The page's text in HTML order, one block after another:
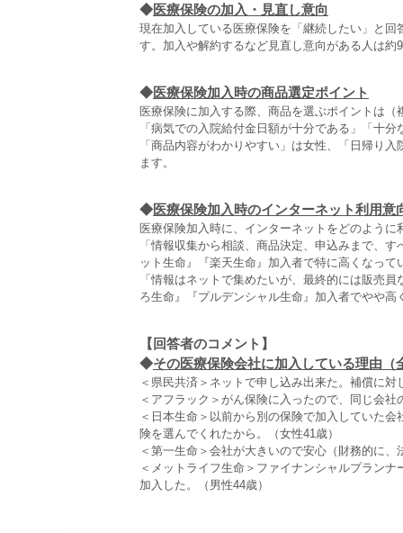
◆医療保険の加入・見直し意向
現在加入している医療保険を「継続したい」と
す。加入や解約するなど見直し意向がある人は約
◆医療保険加入時の商品選定ポイント
医療保険に加入する際、商品を選ぶポイントは
「病気での入院給付金日額が十分である」「十
「商品内容がわかりやすい」は女性、「日帰り
ます。
◆医療保険加入時のインターネット利用意
医療保険加入時に、インターネットをどのように
「情報収集から相談、商品決定、申込みまで、
ット生命』『楽天生命』加入者で特に高くなって
「情報はネットで集めたいが、最終的には販売
ろ生命』『プルデンシャル生命』加入者でやや高
【回答者のコメント】
◆その医療保険会社に加入している理由（
＜県民共済＞ネットで申し込み出来た。補償に
＜アフラック＞がん保険に入ったので、同じ会
＜日本生命＞以前から別の保険で加入していた
険を選んでくれたから。（女性41歳）
＜第一生命＞会社が大きいので安心（財務的に
＜メットライフ生命＞ファイナンシャルプラン
加入した。（男性44歳）